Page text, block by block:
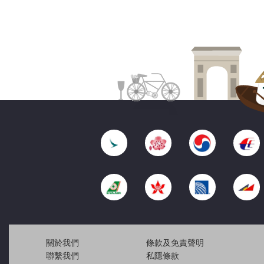
關於我們
聯繫我們
條款及免責聲明
私隱條款